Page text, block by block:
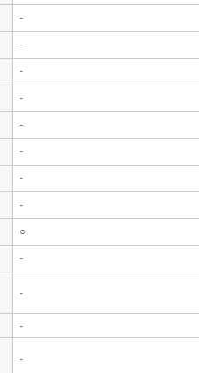
-
-
-
-
-
-
-
-
○
-
-
-
-